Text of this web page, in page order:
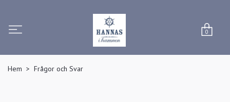
0
Hem Frågor och Svar